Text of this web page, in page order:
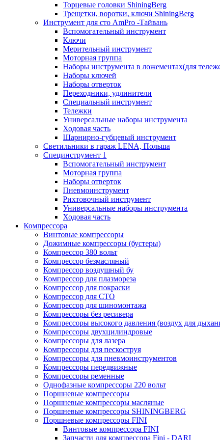
Торцевые головки ShiningBerg
Трещетки, воротки, ключи ShiningBerg
Инструмент для сто AmPro -Тайвань
Вспомогательный инструмент
Ключи
Мерительный инструмент
Моторная группа
Наборы инструмента в ложементах(для
Наборы ключей
Наборы отверток
Переходники, удлинители
Специальный инструмент
Тележки
Универсальные наборы инструмента
Ходовая часть
Шарнирно-губцевый инструмент
Светильники в гараж LENA, Польша
Специнструмент 1
Вспомогательный инструмент
Моторная группа
Наборы отверток
Пневмоинструмент
Рихтовочный инструмент
Универсальные наборы инструмента
Ходовая часть
Компрессора
Винтовые компрессоры
Дожимные компрессоры (бустеры)
Компрессор 380 вольт
Компрессор безмасляный
Компрессор воздушный бу
Компрессор для плазмореза
Компрессор для покраски
Компрессор для СТО
Компрессор для шиномонтажа
Компрессоры без ресивера
Компрессоры высокого давления (воздух для
Компрессоры двухцилиндровые
Компрессоры для лазера
Компрессоры для пескоструя
Компрессоры для пневмоинструментов
Компрессоры передвижные
Компрессоры ременные
Однофазные компрессоры 220 вольт
Поршневые компрессоры
Поршневые компрессоры масляные
Поршневые компрессоры SHININGBERG
Поршневые компрессоры FINI
Винтовые компрессора FINI
Запчасти для компрессора Fini - DARI